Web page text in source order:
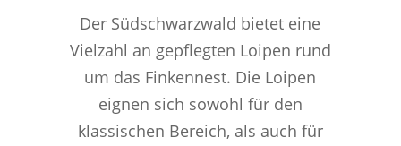
Der Südschwarzwald bietet eine
Vielzahl an gepflegten Loipen rund
um das Finkennest. Die Loipen
eignen sich sowohl für den
klassischen Bereich, als auch für